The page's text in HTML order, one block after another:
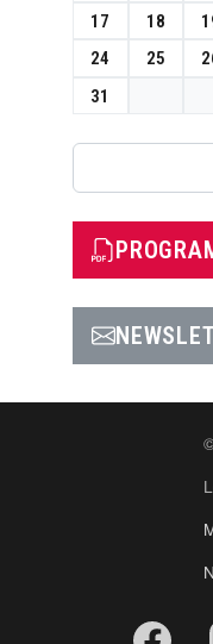
17
18
24
25
31